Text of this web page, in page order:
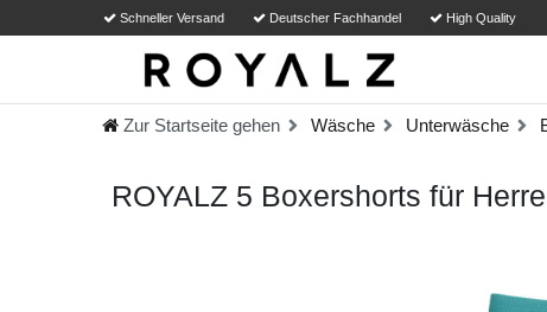
Schneller Versand Deutscher Fachhandel High Quality
Zur Startseite gehen Wäsche Unterwäsche
ROYALZ 5 Boxershorts für